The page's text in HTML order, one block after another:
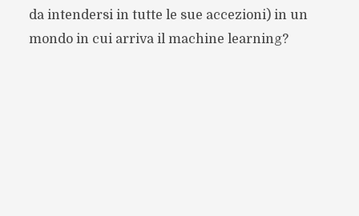
da intendersi in tutte le sue accezioni) in un
mondo in cui arriva il machine learning?